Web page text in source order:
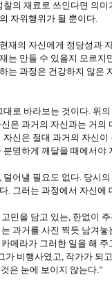
의 재료로 쓰인다면 의
자위행위가 될 뿐이다.
재의 자신에게 정당성과
는 만들 수 있을지 모르지
는 과정은 건강하지 않은
로 바라보는 것이다. 위
은 과거의 자신과는 거의
신은 절대 과거의 자신
명하게 깨달을 때에서
어낼 필요도 없다. 당시
. 그러는 과정에서 자신에
민을 담고 있는, 한없이
과거를 사진 찍듯 남겨
메라가 그러한 일을 해
가 비행사였고, 작가가 되
은 눈에 보이지 않는다.”